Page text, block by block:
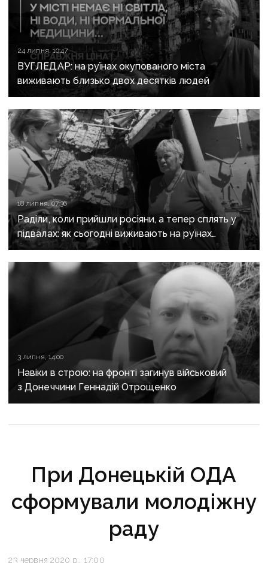
24 липня, 10:47
ВУГЛЕДАР: на руїнах окупованого міста
виживають близько двох десятків людей
18 липня, 07:36
Раділи, коли прийшли росіяни, а тепер сплять у
підвалах: як сьогодні виживають на руїнах
окупованого Вугледара близько двох десятків
людей
3 липня, 14:00
Навіки в строю: на фронті загинув військовий
з Донеччини Геннадій Отрощенко
При Донецькій ОДА
сформували молодіжну
раду
23 червня 2020 р., 17:00